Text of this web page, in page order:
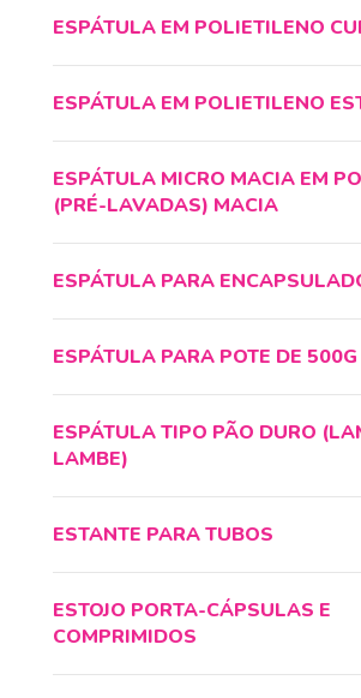
ESPÁTULA EM POLIETILENO
ESPÁTULA EM POLIETILENO
ESPÁTULA MICRO MACIA EM
(PRÉ-LAVADAS) MACIA
ESPÁTULA PARA
ESPÁTULA PARA POTE DE 500G
ESPÁTULA TIPO PÃO DURO
LAMBE)
ESTANTE PARA TUBOS
ESTOJO PORTA-CÁPSULAS E
COMPRIMIDOS